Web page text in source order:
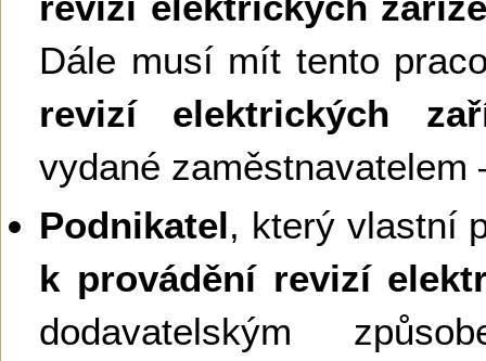
Dále musí mít tento
revizí elektrických
vydané zaměstnavatelem
Podnikatel, který vlastní
k provádění revizí
dodavatelským